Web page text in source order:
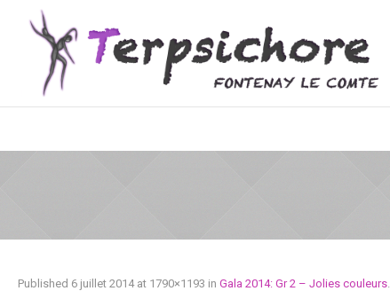
Published 6 juillet 2014at 1790×1193 in Gala 2014: Gr 2 – Jolies couleurs.